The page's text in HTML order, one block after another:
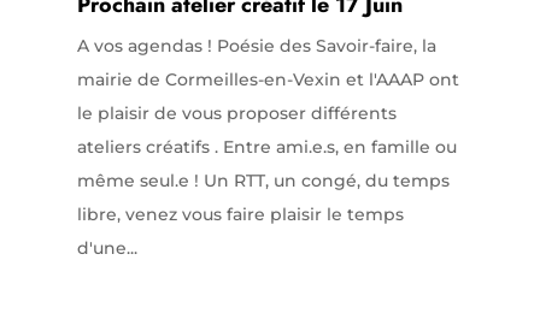
A vos agendas ! Poésie des Savoir-faire, la
mairie de Cormeilles-en-Vexin et l'AAAP ont
le plaisir de vous proposer différents
ateliers créatifs . Entre ami.e.s, en famille ou
même seul.e ! Un RTT, un congé, du temps
libre, venez vous faire plaisir le temps
d'une...